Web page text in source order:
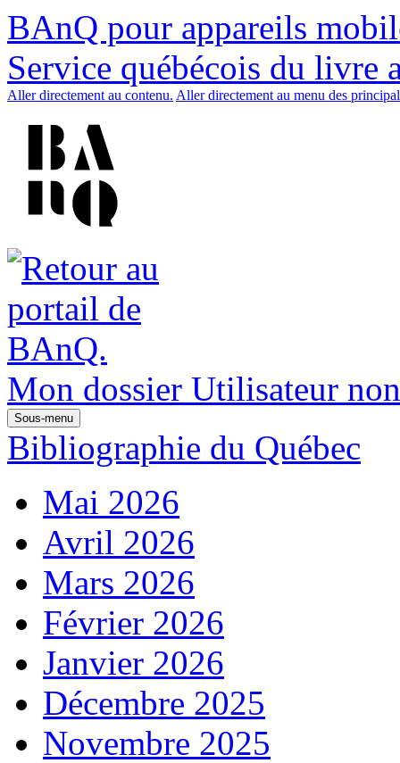
BAnQ pour appareils
Service québécois du livre
Aller directement au contenu. Aller directement au menu des
Mon dossier Utilisateur
Sous-menu
Bibliographie du Québec
Mai 2026
Avril 2026
Mars 2026
Février 2026
Janvier 2026
Décembre 2025
Novembre 2025